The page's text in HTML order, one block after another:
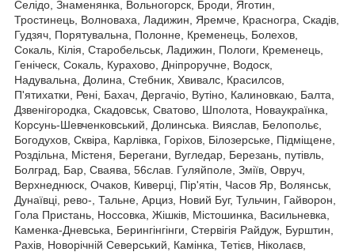
Селідо, Знаменянка, Вольногорск, Броди, Яготин,
Тростинець, Волноваха, Ладижин, Яремче, Красногра, Скадів,
Гудзяч, Порятувальна, Полонне, Кременець, Болехов,
Сокаль, Кілія, Старобельськ, Ладижин, Пологи, Кременець,
Геніческ, Сокаль, Курахово, Дніпроручне, Водоск,
Надувальна, Долина, Стебник, Хвивалс, Красилсов,
П'ятихатки, Рені, Бахач, Дергачіо, Вутіно, Калиновкаю, Балта,
Дзвенігородка, Скадовськ, Сватово, Шполота, Новаукраїнка,
Корсунь-Шевченковський, Долинська. Вияслав, Белопольє,
Богодухов, Сквіра, Карлівка, Горіхов, Білозерське, Підміщене,
Роздільна, Містеня, Берегани, Вугледар, Березань, путівль,
Болград, Бар, Сваява, 56слав. Гуляйполе, Зміїв, Овруч,
Верхнеднюск, Очаков, Киверці, Пір'ятін, Часов Яр, Волянськ,
Дунаївці, рево-, Тальне, Арциз, Новий Буг, Тульчин, Гайворон,
Гола Пристань, Носсовка, Жішків, Містошинка, Васильневка,
Каменка-Дневська, Берингінгінги, Стервігія Райдуж, Бурштин,
Рахів, Новорічній Северський, Камінка, Тетієв, Ніколаєв,